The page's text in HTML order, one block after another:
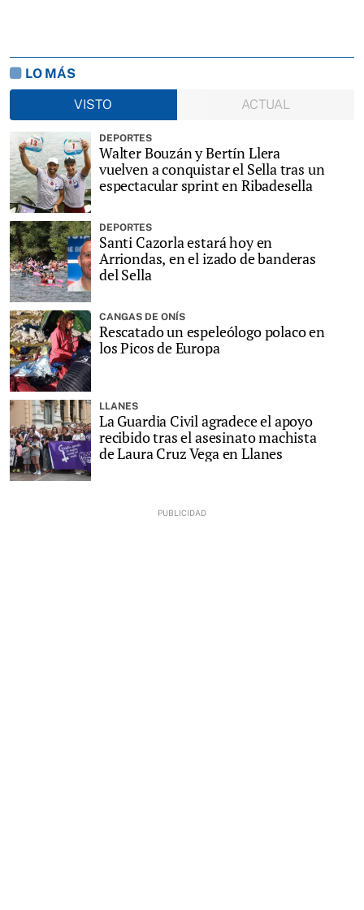
LO MÁS
VISTO
ACTUAL
DEPORTES
Walter Bouzán y Bertín Llera
vuelven a conquistar el Sella tras un
espectacular sprint en Ribadesella
DEPORTES
Santi Cazorla estará hoy en
Arriondas, en el izado de banderas
del Sella
CANGAS DE ONÍS
Rescatado un espeleólogo polaco en
los Picos de Europa
LLANES
La Guardia Civil agradece el apoyo
recibido tras el asesinato machista
de Laura Cruz Vega en Llanes